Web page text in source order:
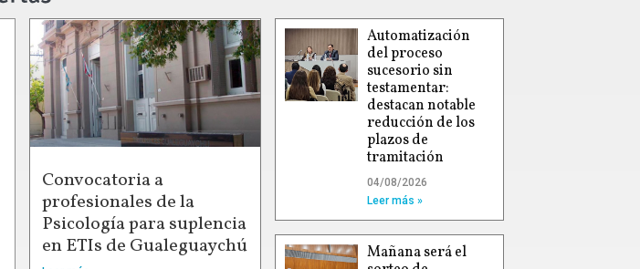
Convocatoria a
profesionales de la
Psicología para suplencia
en ETIs de Gualeguaychú
Automatización
del proceso
sucesorio sin
testamentar:
destacan notable
reducción de los
plazos de
tramitación
04/08/2026
Leer más »
Mañana será el